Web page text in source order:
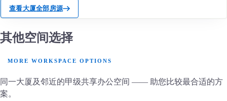
查看大厦全部房源
其他空间选择
MORE WORKSPACE OPTIONS
同一大厦及邻近的甲级共享办公空间 —— 助您比较最合适的方
案。